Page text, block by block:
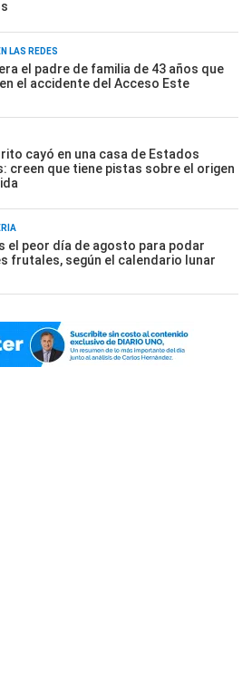
LAS REDES
el padre de familia de 43 años que
el accidente del Acceso Este
cayó en una casa de Estados
creen que tiene pistas sobre el origen
el peor día de agosto para podar
frutales, según el calendario lunar